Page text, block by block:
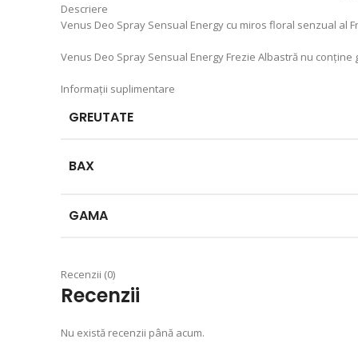
Descriere
Venus Deo Spray Sensual Energy cu miros floral senzual
Venus Deo Spray Sensual Energy Frezie Albastră nu
Informații suplimentare
GREUTATE
BAX
GAMA
Recenzii (0)
Recenzii
Nu există recenzii până acum.